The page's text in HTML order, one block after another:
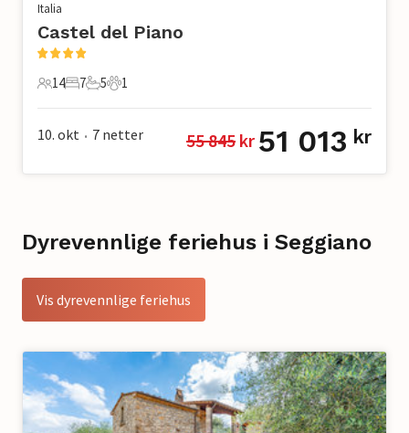
Italia
Castel del Piano
14 Gjester
14
7 Soverom
7
5 Bad
5
1 Kjæledyr
1
10. okt • 7 netter 55 845 kr 51 013 kr
Dyrevennlige feriehus i Seggiano
Vis dyrevennlige feriehus